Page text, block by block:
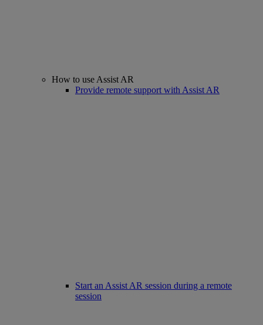
How to use Assist AR
Provide remote support with Assist AR
Start an Assist AR session during a remote
session